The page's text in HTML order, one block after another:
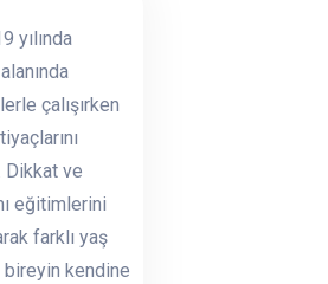
yılında
çalışırken
Dikkat ve
eğitimlerini
farklı yaş
bireyin kendine